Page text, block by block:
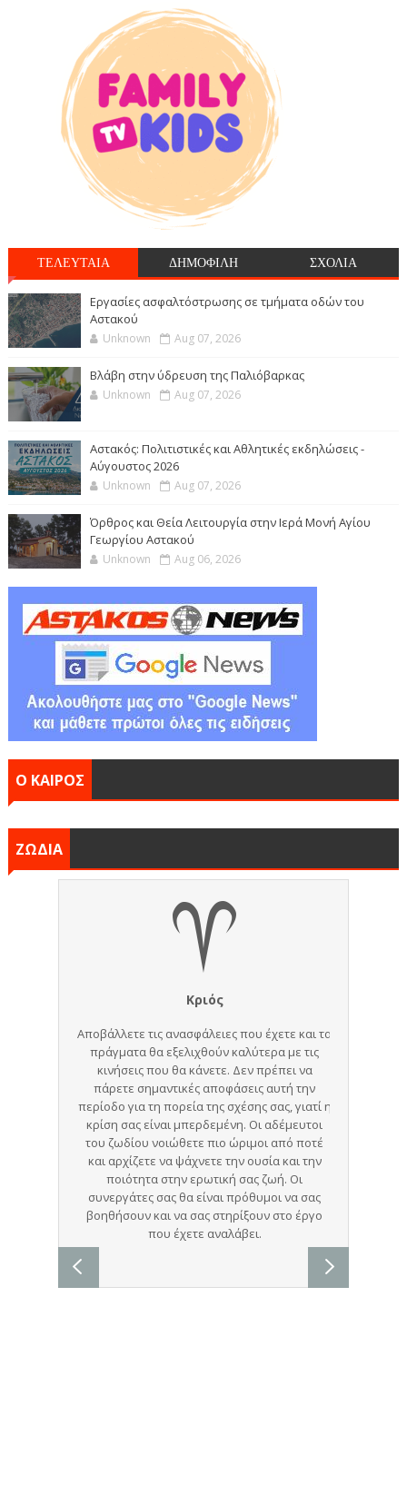
ΤΕΛΕΥΤΑΙΑ ΔΗΜΟΦΙΛΗ ΣΧΟΛΙΑ
Εργασίες ασφαλτόστρωσης σε τμήματα οδών του
Αστακού
Unknown Aug 07, 2026
Βλάβη στην ύδρευση της Παλιόβαρκας
Unknown Aug 07, 2026
Αστακός: Πολιτιστικές και Αθλητικές εκδηλώσεις -
Αύγουστος 2026
Unknown Aug 07, 2026
Όρθρος και Θεία Λειτουργία στην Ιερά Μονή Αγίου
Γεωργίου Αστακού
Unknown Aug 06, 2026
Ο ΚΑΙΡΟΣ
ΖΩΔΙΑ